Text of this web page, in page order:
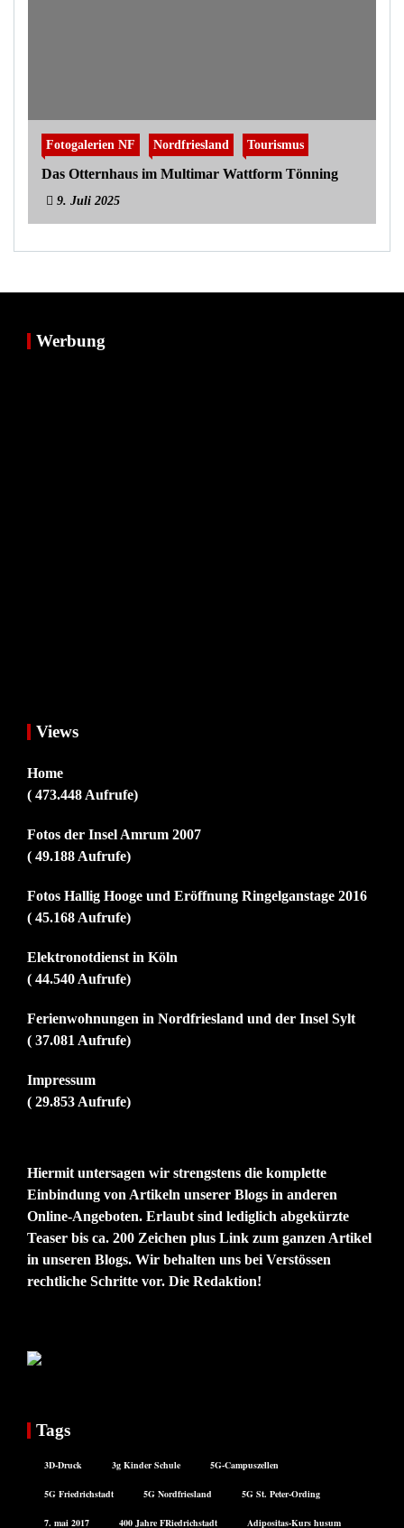
Fotogalerien NF Nordfriesland Tourismus
Das Otternhaus im Multimar Wattform Tönning
9. Juli 2025
Werbung
Views
Home
( 473.448 Aufrufe)
Fotos der Insel Amrum 2007
( 49.188 Aufrufe)
Fotos Hallig Hooge und Eröffnung Ringelganstage 2016
( 45.168 Aufrufe)
Elektronotdienst in Köln
( 44.540 Aufrufe)
Ferienwohnungen in Nordfriesland und der Insel Sylt
( 37.081 Aufrufe)
Impressum
( 29.853 Aufrufe)
Hiermit untersagen wir strengstens die komplette
Einbindung von Artikeln unserer Blogs in anderen
Online-Angeboten. Erlaubt sind lediglich abgekürzte
Teaser bis ca. 200 Zeichen plus Link zum ganzen Artikel
in unseren Blogs. Wir behalten uns bei Verstössen
rechtliche Schritte vor. Die Redaktion!
Tags
3D-Druck 3g Kinder Schule 5G-Campuszellen
5G Friedrichstadt 5G Nordfriesland 5G St. Peter-Ording
7. mai 2017 400 Jahre FRiedrichstadt Adipositas-Kurs husum